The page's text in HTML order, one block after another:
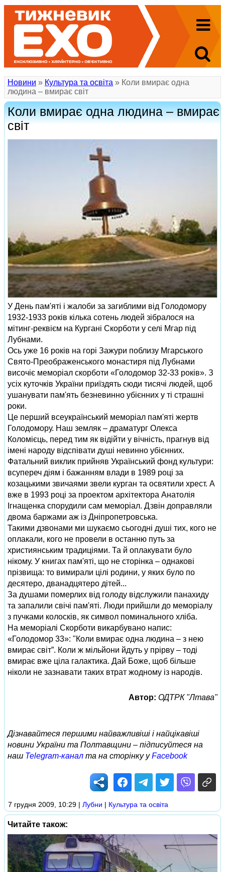
Новини » Культура та освіта » Коли вмирає одна
людина – вмирає світ
Коли вмирає одна людина – вмирає
світ
У День пам'яті і жалоби за загиблими від Голодомору
1932-1933 років кілька сотень людей зібралося на
мітинг-реквієм на Кургані Скорботи у селі Мгар під
Лубнами.
Ось уже 16 років на горі Зажури поблизу Мгарського
Свято-Преображенського монастиря під Лубнами
височіє меморіал скорботи «Голодомор 32-33 років». З
усіх куточків України приїздять сюди тисячі людей, щоб
ушанувати пам'ять безневинно убієнних у ті страшні
роки.
Це перший всеукраїнський меморіал пам'яті жертв
Голодомору. Наш земляк – драматург Олекса
Коломієць, перед тим як відійти у вічність, прагнув від
імені народу відспівати душі невинно убієнних.
Фатальний виклик прийняв Український фонд культури:
всупереч діям і бажанням влади в 1989 році за
козацькими звичаями звели курган та освятили хрест. А
вже в 1993 році за проектом архітектора Анатолія
Ігнащенка спорудили сам меморіал. Дзвін доправляли
двома баржами аж із Дніпропетровська.
Такими дзвонами ми шукаємо сьогодні душі тих, кого не
оплакали, кого не провели в останню путь за
християнським традиціями. Та й оплакувати було
нікому. У книгах пам'яті, що не сторінка – однакові
прізвища: то вимирали цілі родини, у яких було по
десятеро, дванадцятеро дітей...
За душами померлих від голоду відслужили панахиду
та запалили свічі пам'яті. Люди прийшли до меморіалу
з пучками колосків, як символ поминального хліба.
На меморіалі Скорботи викарбувано напис:
«Голодомор 33»: "Коли вмирає одна людина – з нею
вмирає світ”. Коли ж мільйони йдуть у прірву – тоді
вмирає вже ціла галактика. Дай Боже, щоб більше
ніколи не зазнавати таких втрат жодному із народів.
Автор: ОДТРК "Лтава"
Дізнавайтеся першими найважливіші і найцікавіші
новини України та Полтавщини – підписуйтеся на
наш Telegram-канал та на сторінку уFacebook
7 грудня 2009, 10:29 | Лубни | Культура та освіта
Читайте також: